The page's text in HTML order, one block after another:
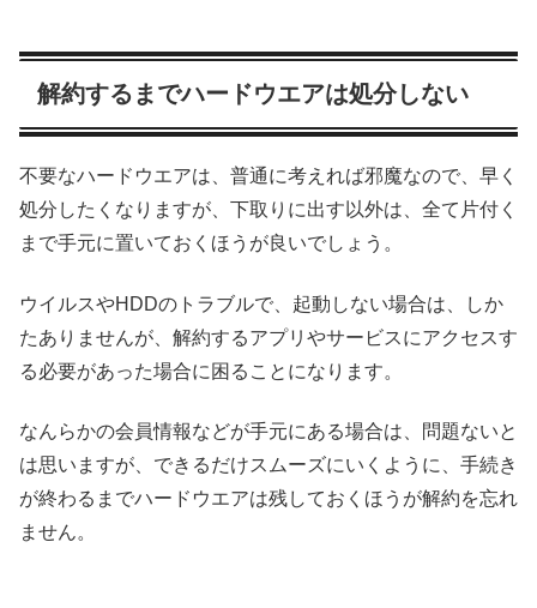
解約するまでハードウエアは処分しない
不要なハードウエアは、普通に考えれば邪魔なので、早く
処分したくなりますが、下取りに出す以外は、全て片付く
まで手元に置いておくほうが良いでしょう。
ウイルスやHDDのトラブルで、起動しない場合は、しか
たありませんが、解約するアプリやサービスにアクセスす
る必要があった場合に困ることになります。
なんらかの会員情報などが手元にある場合は、問題ないと
は思いますが、できるだけスムーズにいくように、手続き
が終わるまでハードウエアは残しておくほうが解約を忘れ
ません。